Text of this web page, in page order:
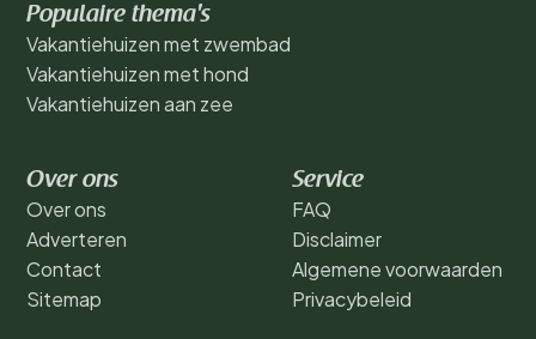
Populaire thema's
Vakantiehuizen met zwembad
Vakantiehuizen met hond
Vakantiehuizen aan zee
Over ons
Over ons
Adverteren
Contact
Sitemap
Service
FAQ
Disclaimer
Algemene voorwaarden
Privacybeleid